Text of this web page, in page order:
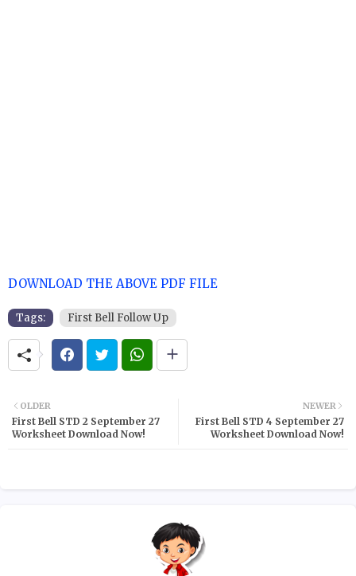
DOWNLOAD THE ABOVE PDF FILE
Tags: First Bell Follow Up
NEWER
First Bell STD 4 September 27
Worksheet Download Now!
OLDER
First Bell STD 2 September 27
Worksheet Download Now!